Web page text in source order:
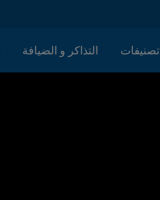
تصنيفات التذاكر و الضيافة